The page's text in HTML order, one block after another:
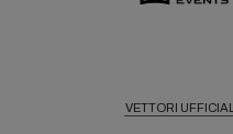
VETTORI UFFICIALI